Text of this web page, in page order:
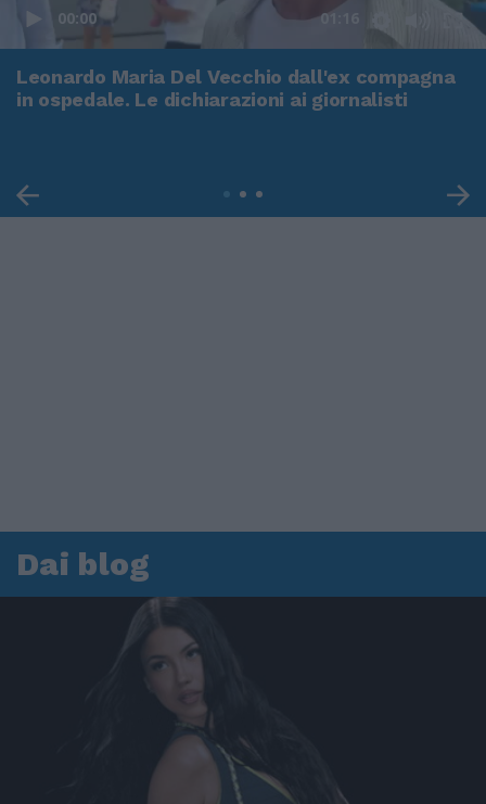
00:00 01:16
Leonardo Maria Del Vecchio dall'ex compagna
in ospedale. Le dichiarazioni ai giornalisti
Dai blog